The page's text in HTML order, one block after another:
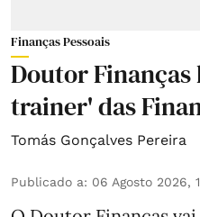
Finanças Pessoais
Doutor
trainer' das
Tomás Gonçalves Pereira
Publicado a: 06 Agosto 2026,